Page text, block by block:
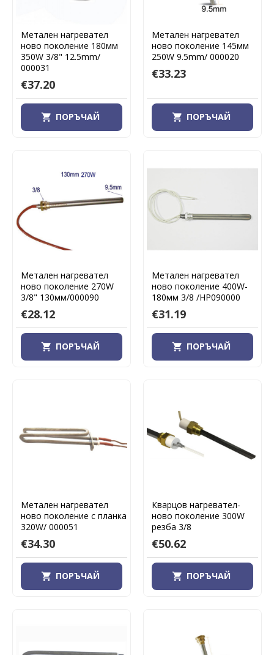
Метален нагревател
ново поколение 180мм
350W 3/8" 12.5mm/
000031
€37.20
ПОРЪЧАЙ
Метален нагревател
ново поколение 145мм
250W 9.5mm/ 000020
€33.23
ПОРЪЧАЙ
Метален нагревател
ново поколение 270W
3/8" 130мм/000090
€28.12
ПОРЪЧАЙ
Метален нагревател
ново поколение 400W-
180мм 3/8 /HP090000
€31.19
ПОРЪЧАЙ
Метален нагревател
ново поколение с планка
320W/ 000051
€34.30
ПОРЪЧАЙ
Кварцов нагревател-
ново поколение 300W
резба 3/8
€50.62
ПОРЪЧАЙ